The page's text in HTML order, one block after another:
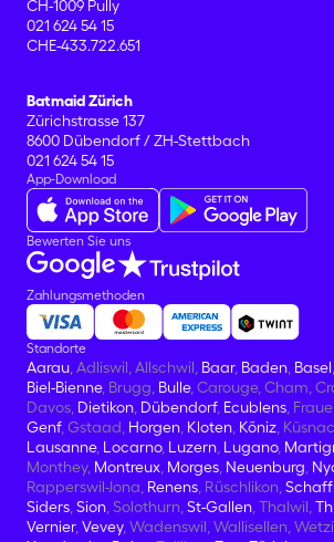
CH-1009 Pully
021 624 54 15
CHE-433.722.651
Batmaid Zürich
Zürichstrasse 137
8600 Dübendorf / ZH-Stettbach
021 624 54 15
App-Download
Bewerten Sie uns
Zahlungsmethoden
Standorte
Aarau , Adliswil, Allschwil, Baar, Baden Basel
Biel-Bienne, Brugg, Bulle, Carouge, Cham,
Davos, Dietikon Dübendorf, Ecublens ,
Genf, Gstaad, Horgen Kloten Köniz ,
Lausanne, Locarno, Luzern Lugano,
Monthey, Montreux Morges Neuenburg
Rapperswil-Jona, Renens , Rüschlikon,
Siders Sion , Solothurn, St-Gallen , Thalwil,
Vernier, Vevey, Wadenswil, Wallisellen,